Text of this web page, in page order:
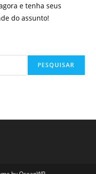
e tenha seus
do assunto!
PESQUISAR